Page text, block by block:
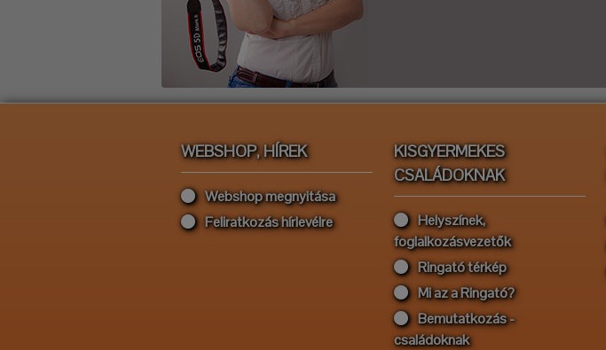
WEBSHOP, HÍREK
Webshop megnyitása
Feliratkozás hírlevélre
KISGYERMEKES
CSALÁDOKNAK
Helyszínek,
foglalkozásvezetők
Ringató térkép
Mi az a Ringató?
Bemutatkozás -
családoknak